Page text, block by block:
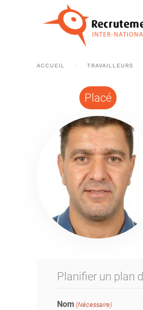
Passer au contenu principal
ACCUEIL TRAVAILLEURS
Placé
Planifier un plan
Nom (Nécessaire)